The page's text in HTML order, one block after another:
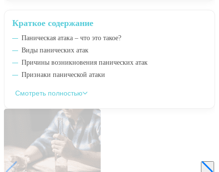
Краткое содержание
Паническая атака – что это такое?
Виды панических атак
Причины возникновения панических атак
Признаки панической атаки
Смотреть полностью